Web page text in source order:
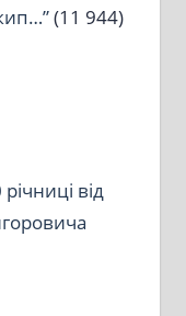
(11 944)
від